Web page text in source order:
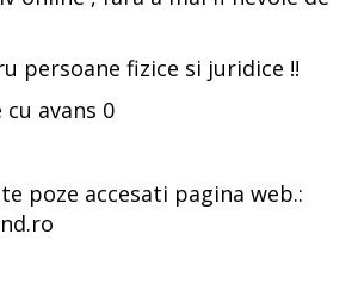
persoane fizice si juridice !!
avans 0
poze accesati pagina web.: